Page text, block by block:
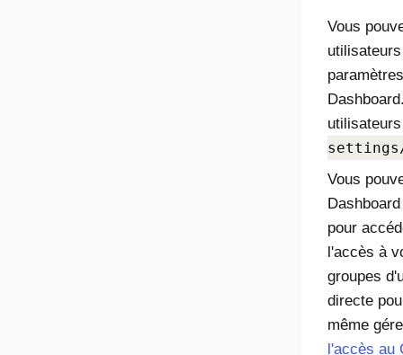
Vous
settings/
Vous
pour
l'accès à
groupes
directe
même
l'accès au